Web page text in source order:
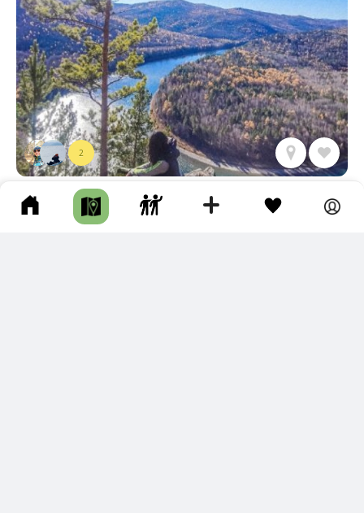
2
ПОДКОВА ИРКУТА
Шелеховский р-н • Длина маршрута: 8.62 км • Скала / Кекур •
Пешком • Целый день • Тропа